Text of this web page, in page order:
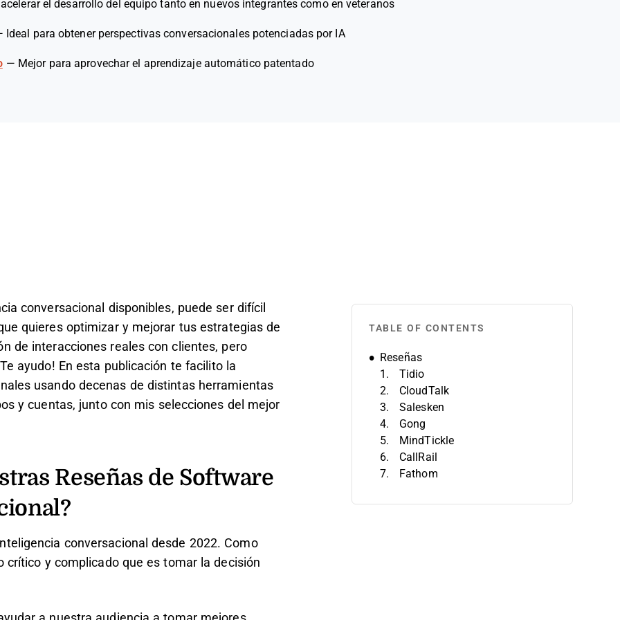
el desarrollo del equipo tanto en nuevos integrantes como en veteranos
Ideal para obtener perspectivas conversacionales potenciadas por IA
— Mejor para aprovechar el aprendizaje automático patentado
conversacional disponibles, puede ser difícil
quieres optimizar y mejorar tus estrategias de
de interacciones reales con clientes, pero
ayudo! En esta publicación te facilito la
usando decenas de distintas herramientas
y cuentas, junto con mis selecciones del mejor
Reseñas de Software
conversacional desde 2022. Como
crítico y complicado que es tomar la decisión
TABLE OF CONTENTS
Reseñas
Tidio
CloudTalk
Salesken
Gong
MindTickle
CallRail
Fathom
HubSpot Sales Hub